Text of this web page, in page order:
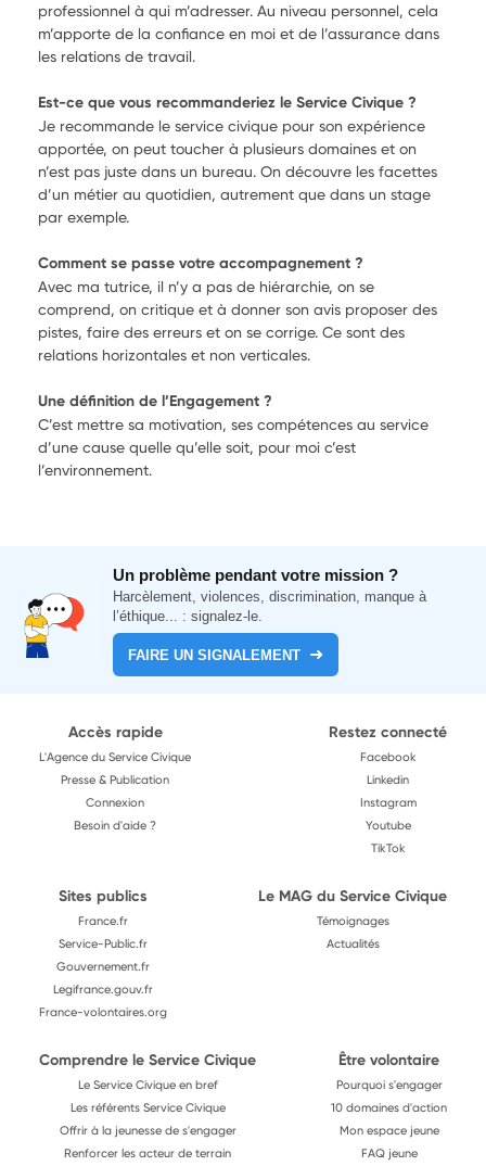
professionnel à qui m’adresser. Au niveau personnel, cela
m’apporte de la confiance en moi et de l’assurance dans
les relations de travail.
Est-ce que vous recommanderiez le Service Civique ?
Je recommande le service civique pour son expérience
apportée, on peut toucher à plusieurs domaines et on
n’est pas juste dans un bureau. On découvre les facettes
d’un métier au quotidien, autrement que dans un stage
par exemple.
Comment se passe votre accompagnement ?
Avec ma tutrice, il n’y a pas de hiérarchie, on se
comprend, on critique et à donner son avis proposer des
pistes, faire des erreurs et on se corrige. Ce sont des
relations horizontales et non verticales.
Une définition de l’Engagement ?
C’est mettre sa motivation, ses compétences au service
d’une cause quelle qu’elle soit, pour moi c’est
l’environnement.
Un problème pendant votre mission ?
Harcèlement, violences, discrimination, manque à
l’éthique... : signalez-le.
FAIRE UN SIGNALEMENT
Accès rapide
L'Agence du Service Civique
Presse & Publication
Connexion
Besoin d'aide ?
Restez connecté
Facebook
Linkedin
Instagram
Youtube
TikTok
Sites publics
France.fr
Service-Public.fr
Gouvernement.fr
Legifrance.gouv.fr
France-volontaires.org
Le MAG du Service Civique
Témoignages
Actualités
Comprendre le Service Civique
Le Service Civique en bref
Les référents Service Civique
Offrir à la jeunesse de s'engager
Renforcer les acteur de terrain
Être volontaire
Pourquoi s'engager
10 domaines d'action
Mon espace jeune
FAQ jeune